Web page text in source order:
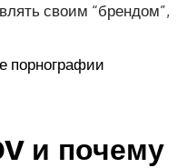
своим “брендом”,
и почему